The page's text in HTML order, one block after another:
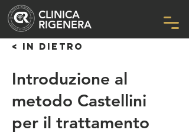
CLINICA
RIGENERA
< IN DIETRO
Introduzione al
metodo Castellini
per il trattamento